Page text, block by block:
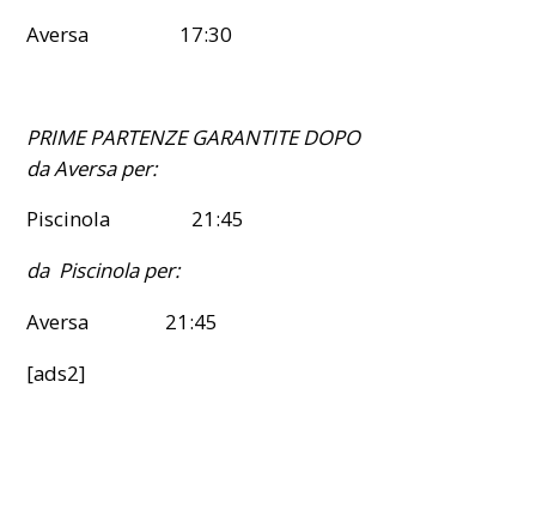
Aversa 17:30
PRIME PARTENZE GARANTITE DOPO
da Aversa per:
Piscinola 21:45
da Piscinola per:
Aversa 21:45
[ads2]